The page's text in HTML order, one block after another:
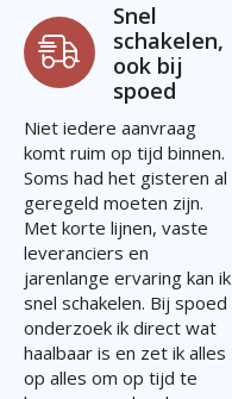
Snel
schakelen,
ook bij
spoed
Niet iedere aanvraag
komt ruim op tijd binnen.
Soms had het gisteren al
geregeld moeten zijn.
Met korte lijnen, vaste
leveranciers en
jarenlange ervaring kan ik
snel schakelen. Bij spoed
onderzoek ik direct wat
haalbaar is en zet ik alles
op alles om op tijd te